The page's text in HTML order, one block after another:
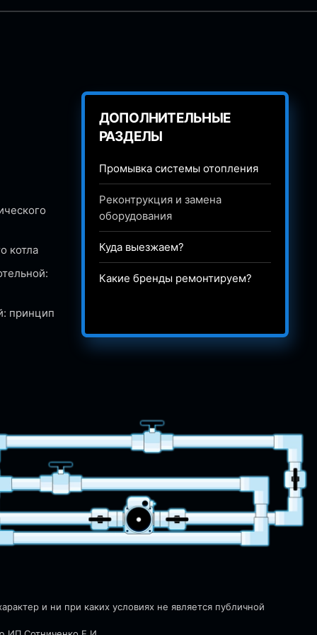
котла
принцип
ДОПОЛНИТЕЛЬНЫЕ
РАЗДЕЛЫ
Промывка системы отопления
Реконтрукция и замена
оборудования
Куда выезжаем?
Какие бренды ремонтируем?
и ни при каких условиях не является публичной